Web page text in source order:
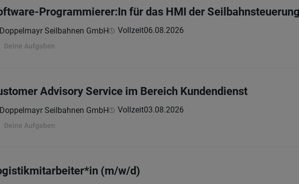
Programmierer:In für das HMI der Seilbahnsteuerung
Doppelmayr Seilbahnen GmbH Vollzeit06.08.2026
Deine Aufgaben
Advisory Service im Bereich Kundendienst
Doppelmayr Seilbahnen GmbH Vollzeit03.08.2026
Deine Aufgaben
(m/w/d)